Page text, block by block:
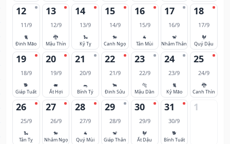
12
11/9
🐈
Đinh Mão
13
12/9
🐉
Mậu Thìn
14
13/9
🐍
Kỷ Tỵ
15
14/9
🐎
Canh Ngọ
16
15/9
🐐
Tân Mùi
17
16/9
🐒
Nhâm Thân
18
17/9
🐓
Quý Dậu
19
18/9
🐕
Giáp Tuất
20
19/9
🐖
Ất Hợi
21
20/9
🐀
Bính Tý
22
21/9
🐂
Đinh Sửu
23
22/9
🐅
Mậu Dần
24
23/9
🐈
Kỷ Mão
25
24/9
🐉
Canh Thìn
26
25/9
🐍
Tân Tỵ
27
26/9
🐎
Nhâm Ngọ
28
27/9
🐐
Quý Mùi
29
28/9
🐒
Giáp Thân
30
29/9
🐓
Ất Dậu
31
30/9
🐕
Bính Tuất
1